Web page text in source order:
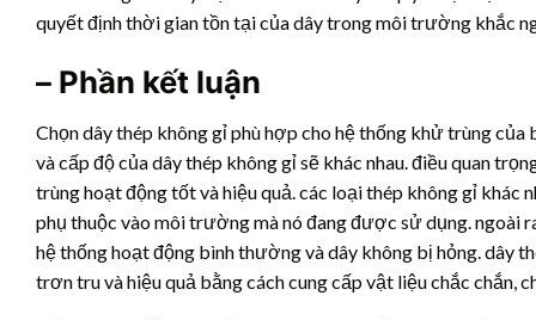
quyết định thời gian tồn tại của dây trong môi trường khắc
– Phần kết luận
Chọn dây thép không gỉ phù hợp cho hệ thống khử trùng
và cấp độ của dây thép không gỉ sẽ khác nhau. điều quan
trùng hoạt động tốt và hiệu quả. các loại thép không gỉ khác
phụ thuộc vào môi trường mà nó đang được sử dụng.
hệ thống hoạt động bình thường và dây không bị hỏng. dây
trơn tru và hiệu quả bằng cách cung cấp vật liệu chắc chắn,